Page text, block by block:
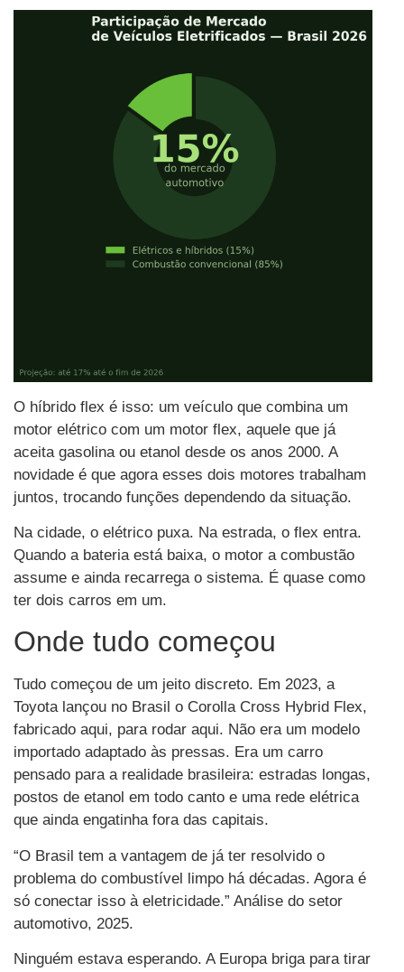
O híbrido flex é isso: um veículo que combina um
motor elétrico com um motor flex, aquele que já
aceita gasolina ou etanol desde os anos 2000. A
novidade é que agora esses dois motores trabalham
juntos, trocando funções dependendo da situação.
Na cidade, o elétrico puxa. Na estrada, o flex entra.
Quando a bateria está baixa, o motor a combustão
assume e ainda recarrega o sistema. É quase como
ter dois carros em um.
Onde tudo começou
Tudo começou de um jeito discreto. Em 2023, a
Toyota lançou no Brasil o Corolla Cross Hybrid Flex,
fabricado aqui, para rodar aqui. Não era um modelo
importado adaptado às pressas. Era um carro
pensado para a realidade brasileira: estradas longas,
postos de etanol em todo canto e uma rede elétrica
que ainda engatinha fora das capitais.
“O Brasil tem a vantagem de já ter resolvido o
problema do combustível limpo há décadas. Agora é
só conectar isso à eletricidade.” Análise do setor
automotivo, 2025.
Ninguém estava esperando. A Europa briga para tirar